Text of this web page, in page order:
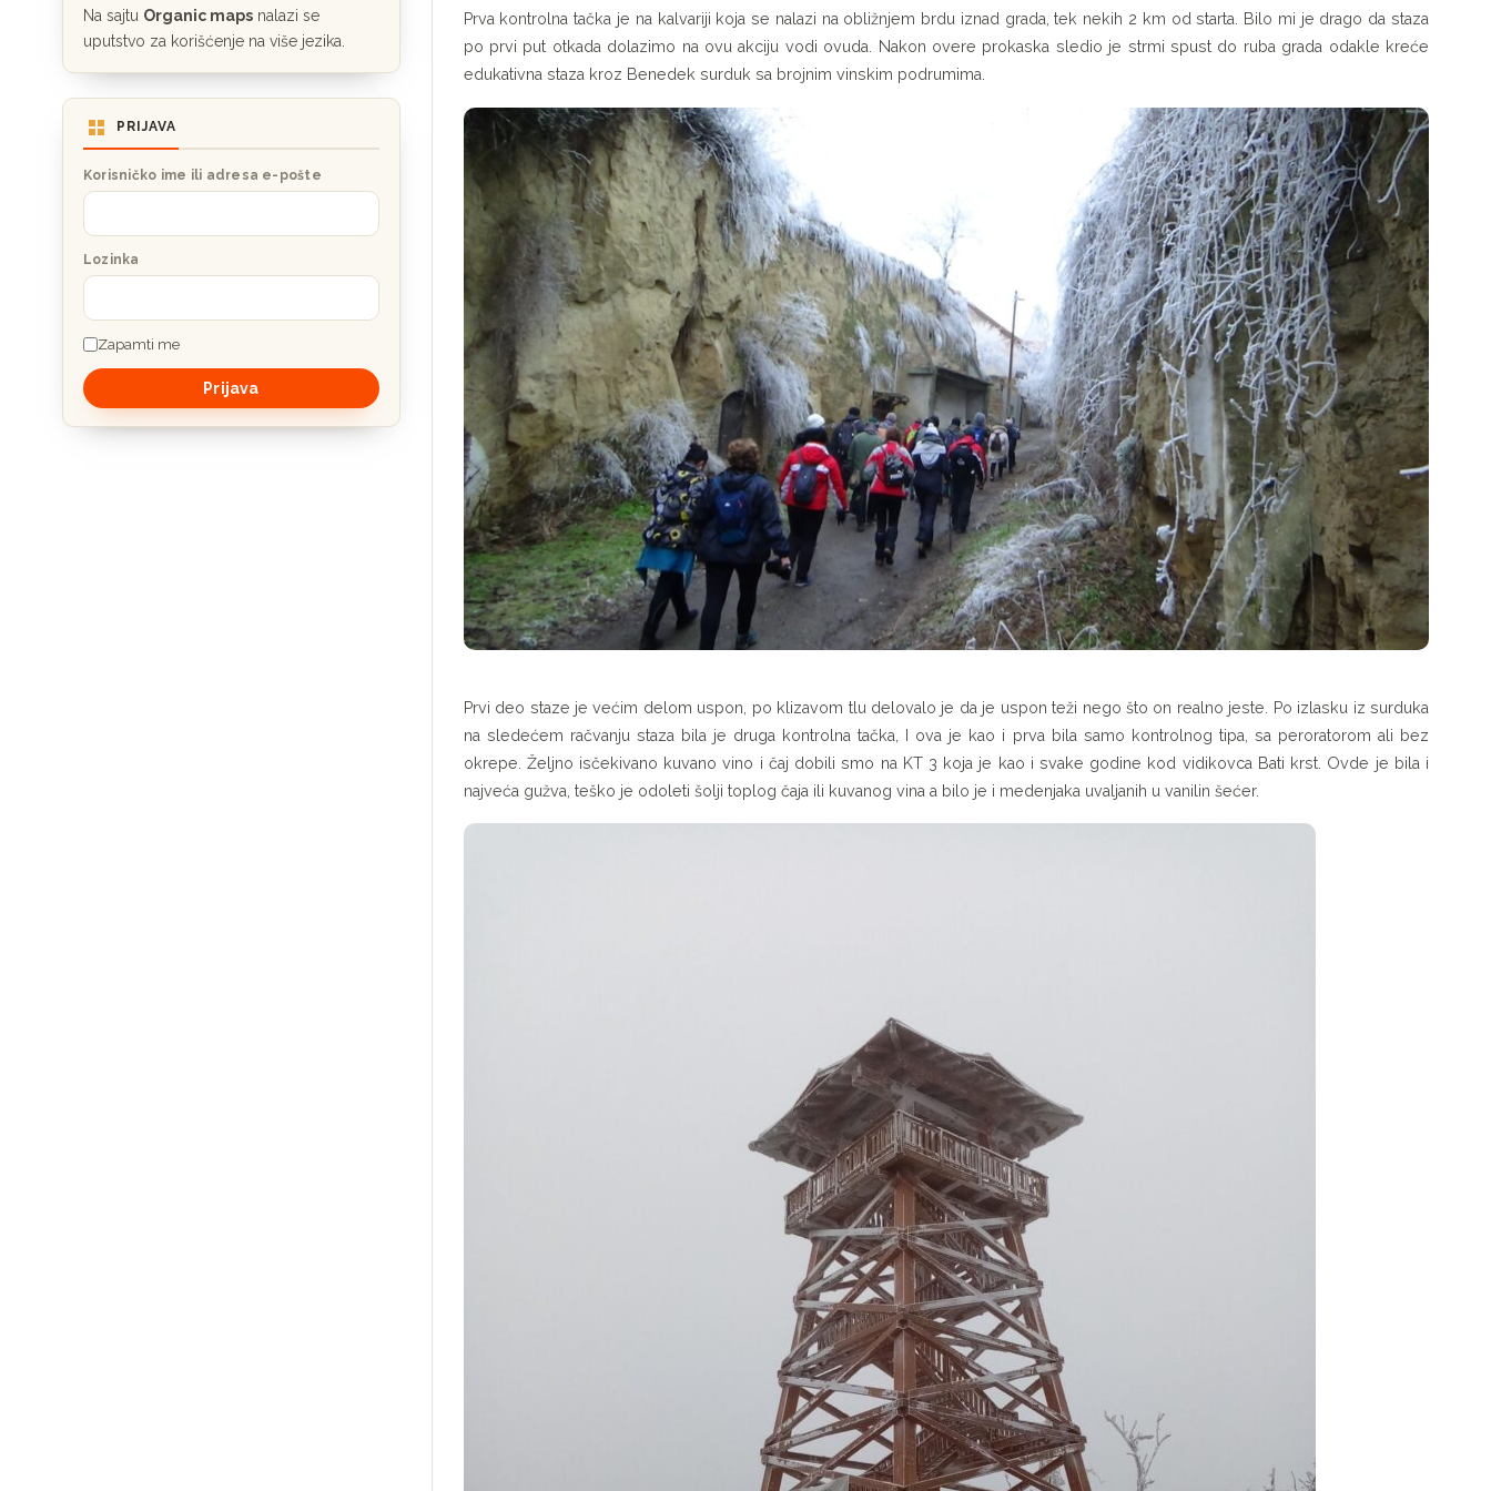
Prva kontrolna tačka je na kalvariji koja se nalazi na obližnjem brdu iznad grada, tek nekih 2 km od starta. Bilo mi je drago da staza
po prvi put otkada dolazimo na ovu akciju vodi ovuda. Nakon overe prokaska sledio je strmi spust do ruba grada odakle kreće
edukativna staza kroz Benedek surduk sa brojnim vinskim podrumima.
Prvi deo staze je većim delom uspon, po klizavom tlu delovalo je da je uspon teži nego što on realno jeste. Po izlasku iz surduka
na sledećem račvanju staza bila je druga kontrolna tačka, I ova je kao i prva bila samo kontrolnog tipa, sa peroratorom ali bez
okrepe. Željno isčekivano kuvano vino i čaj dobili smo na KT 3 koja je kao i svake godine kod vidikovca Bati krst. Ovde je bila i
najveća gužva, teško je odoleti šolji toplog čaja ili kuvanog vina a bilo je i medenjaka uvaljanih u vanilin šećer.
Na sajtu Organic maps nalazi se
uputstvo za korišćenje na više jezika.
PRIJAVA
Korisničko ime ili adresa e-pošte
Lozinka
Zapamti me